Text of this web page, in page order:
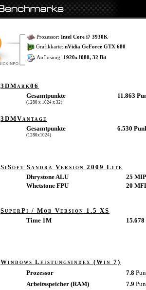
Prozessor: Intel Core i7 3930K
Grafikkarte: nVidia GeForce GTX 680
Auflösung: 1920x1080, 32 Bit
3DMark06
Gesamtpunkte
(1280 x 1024 x 32)
11.863
3DMVantage
Gesamtpunkte
(1280x1024)
6.530
SiSoft Sandra Version 2009 Lite
Dhrystone ALU
25
Whetstone FPU
20
SuperPi / Mod Version 1.5 XS
Time 1M
15.678
Windows Leistungsindex (Win 7)
Prozessor
7.8
Arbeitsspeicher (RAM)
7.9